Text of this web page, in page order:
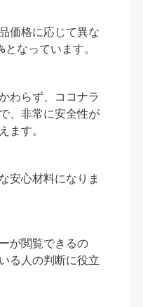
価格に応じて異な
なっています。
わらず、ココナラ
、非常に安全性が
ます。
安心材料になりま
が閲覧できるの
る人の判断に役立